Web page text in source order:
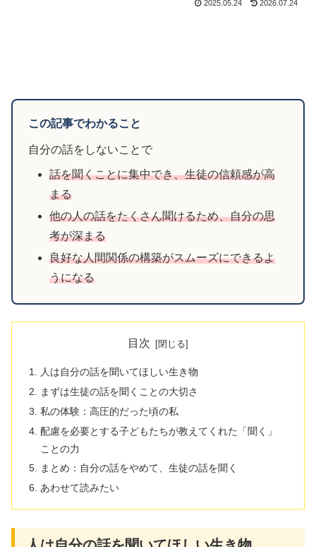
2025.05.24 2026.07.24
この記事でわかること
自分の話をしないことで
話を聞くことに集中でき、生徒の信頼感が高
まる
他の人の話をたくさん聞けるため、自分の思
考が深まる
良好な人間関係の構築がスムーズにできるよ
うになる
目次
人は自分の話を聞いてほしい生き物
まずは生徒の話を聞くことの大切さ
私の体験：高圧的だった頃の私
配慮を必要とする子どもたちが教えてくれた「聞く」
ことの力
まとめ：自分の話をやめて、生徒の話を聞く
あわせて読みたい